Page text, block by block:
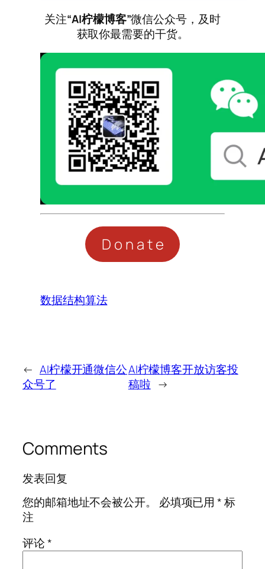
关注“AI柠檬博客”微信公众号，及时
获取你最需要的干货。
Donate
数据结构算法
← AI柠檬开通微信公
众号了
AI柠檬博客开放访客投
稿啦 →
Comments
发表回复
您的邮箱地址不会被公开。
必填项已用*标
注
评论*